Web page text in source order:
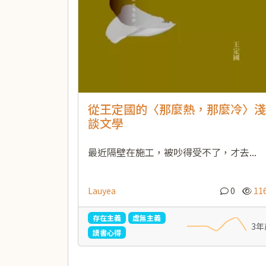
從王定國的〈那麼熱，那麼冷〉淺
談文學
最近隔壁在施工，被吵得受不了，才去...
Lauyea 0
存在主義
虛無主義
讀書心得
3